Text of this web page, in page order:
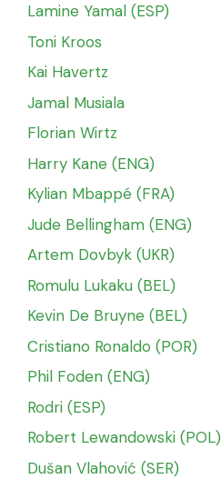
Lamine Yamal (ESP)
Toni Kroos
Kai Havertz
Jamal Musiala
Florian Wirtz
Harry Kane (ENG)
Kylian Mbappé (FRA)
Jude Bellingham (ENG)
Artem Dovbyk (UKR)
Romulu Lukaku (BEL)
Kevin De Bruyne (BEL)
Cristiano Ronaldo (POR)
Phil Foden (ENG)
Rodri (ESP)
Robert Lewandowski (POL)
Dušan Vlahović (SER)